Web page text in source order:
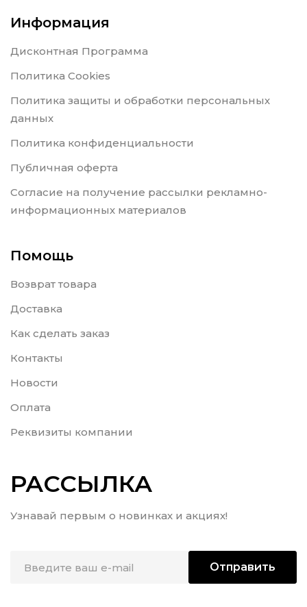
Информация
Дисконтная Программа
Политика Cookies
Политика защиты и обработки персональных
данных
Политика конфиденциальности
Публичная оферта
Согласие на получение рассылки рекламно-
информационных материалов
Помощь
Возврат товара
Доставка
Как сделать заказ
Контакты
Новости
Оплата
Реквизиты компании
РАССЫЛКА
Узнавай первым о новинках и акциях!
Отправить